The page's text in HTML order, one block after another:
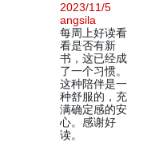
2023/11/5
angsila
每周上好读看
看是否有新
书，这已经成
了一个习惯。
这种陪伴是一
种舒服的，充
满确定感的安
心。感谢好
读。